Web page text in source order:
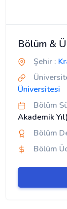
Bölüm &
Şehir :
Üniversitesi
Bölüm
Akademik Yıl)
Bölüm
Bölüm